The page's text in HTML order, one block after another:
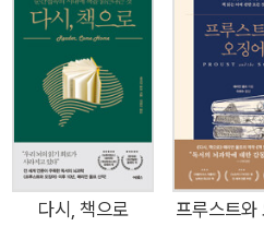
의 방식으로 읽는다. ‘읽기’의 스펙
는 사람들》의 저자이자 퀸메리런
접 수집한 방대한 증언과 수기, 연
반한 탁월한 스토리텔링을 통해 감
다. 독서광이든 책과 멀어졌던 사
기’가 우리의 삶과 정체성에 얼마
것이다. “이것을 읽기라고 부를 수 없다고 누가 말하겠는가?” _
다시, 책으로 프루스트와